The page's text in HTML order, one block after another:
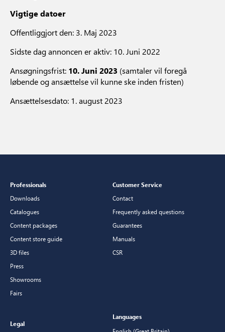
Vigtige datoer
Offentliggjort den: 3. Maj 2023
Sidste dag annoncen er aktiv: 10. Juni 2022
Ansøgningsfrist: 10. Juni 2023 (samtaler vil foregå
løbende og ansættelse vil kunne ske inden fristen)
Ansættelsesdato: 1. august 2023
Professionals
Downloads
Catalogues
Content packages
Content store guide
3D files
Press
Showrooms
Fairs
Customer Service
Contact
Frequently asked questions
Guarantees
Manuals
CSR
Legal
Languages